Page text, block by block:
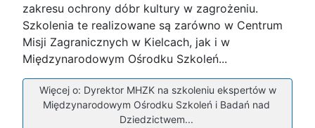
zakresu ochrony dóbr kultury w zagrożeniu.
Szkolenia te realizowane są zarówno w Centrum
Misji Zagranicznych w Kielcach, jak i w
Międzynarodowym Ośrodku Szkoleń...
Więcej o: Dyrektor MHZK na szkoleniu ekspertów w
Międzynarodowym Ośrodku Szkoleń i Badań nad
Dziedzictwem...